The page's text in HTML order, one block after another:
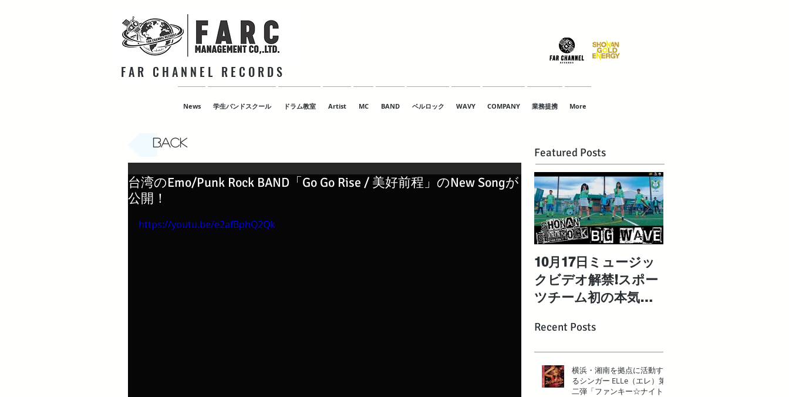
F A R C H A N N E L R E C O R D S
News 学生バンドスクール ドラム教室 Artist MC BAND ベルロック WAVY COMPANY 業務提携 More
Featured Posts
Back
台湾のEmo/Punk Rock BAND「Go Go Rise / 美好前程」のNew Songが
公開！
https://youtu.be/e2afBphQ2Qk
10月17日ミュージッ
クビデオ解禁!スポー
ツチーム初の本気の
して結成された「湘
南ベ ルロック」の1st
シングル【BIG
WAVE】MV解禁!
Recent Posts
横浜・湘南を拠点に活動す
るシンガー ELLe（エレ）第
二弾「ファンキー☆ナイト」